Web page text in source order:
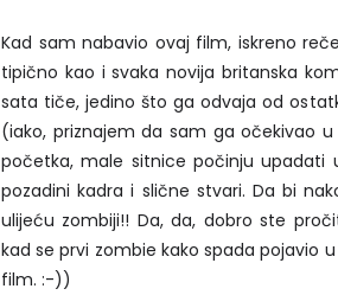
Kad sam nabavio ovaj film, iskreno
tipično kao i svaka novija britanska
sata tiče, jedino što ga odvaja od
(iako, priznajem da sam ga očekivao
početka, male sitnice počinju upadati
pozadini kadra i slične stvari. Da bi
ulijeću zombiji!! Da, da, dobro ste
kad se prvi zombie kako spada pojavio
film. :-))